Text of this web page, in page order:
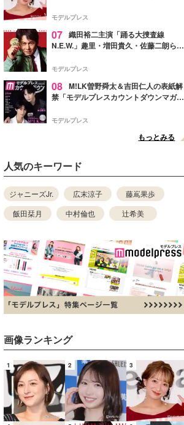
ぎ」「成長を感じる」の声
モデルプレス
07 織田裕二主演「踊る大捜査線
N.E.W.」趣里・増田貴久・佐藤二朗ら新
徴する“謎のキーワード”も
モデルプレス
08 M!LK曽野舜太＆吉田仁人の表紙解
禁「モデルプレスカウントダウンマガジ
モデルプレス
もっとみる
人気のキーワード
ジャニーズJr. 広末涼子
藤嶌果歩
飯田栞月
中村倫也 辻希美
画像ランキング
1 2 3